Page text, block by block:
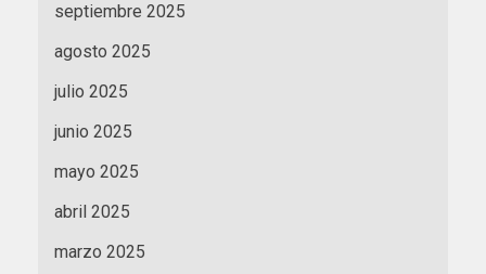
septiembre 2025
agosto 2025
julio 2025
junio 2025
mayo 2025
abril 2025
marzo 2025